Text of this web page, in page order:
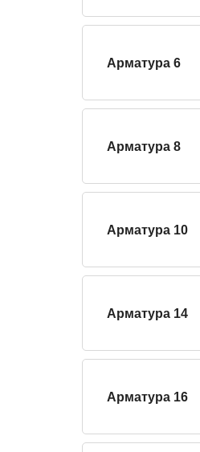
Арматура 6
Арматура 8
Арматура 10
Арматура 14
Арматура 16